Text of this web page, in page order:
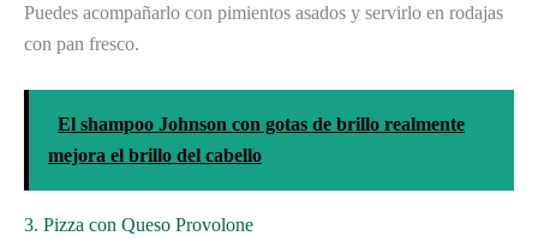
Puedes acompañarlo con pimientos asados y servirlo en rodajas
con pan fresco.
El shampoo Johnson con gotas de brillo realmente
mejora el brillo del cabello
3. Pizza con Queso Provolone